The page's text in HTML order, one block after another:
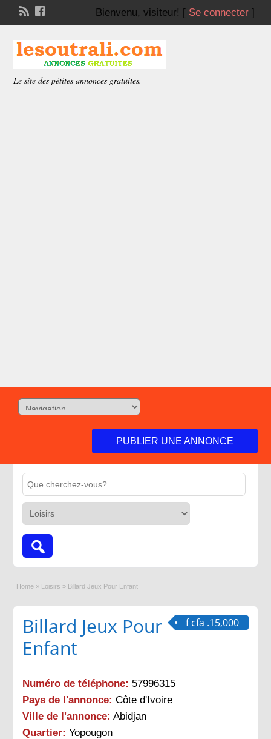
Bienvenu, visiteur! [ Se connecter]
Le site des pétites annonces gratuites.
PUBLIER UNE ANNONCE
Home » Loisirs » Billard Jeux Pour Enfant
f cfa .15,000
Billard Jeux Pour
Enfant
Numéro de téléphone: 57996315
Pays de l'annonce: Côte d'Ivoire
Ville de l'annonce: Abidjan
Quartier: Yopougon